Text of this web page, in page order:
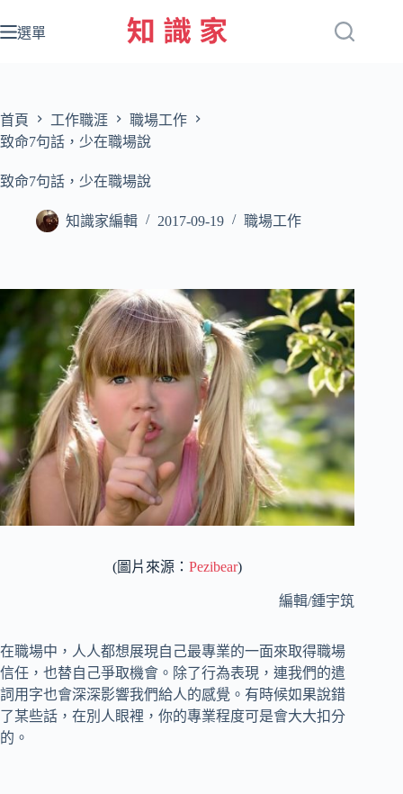
至
容
選單
首頁 工作職涯
職場工作
致命7句話，少在職場說
致命7句話，少在職場說
知識家編輯 2017-09-19 職場工作
(圖片來源：Pezibear)
編輯/鍾宇筑
在職場中，人人都想展現自己最專業的一面來取得職場
信任，也替自己爭取機會。除了行為表現，連我們的遣
詞用字也會深深影響我們給人的感覺。有時候如果說錯
了某些話，在別人眼裡，你的專業程度可是會大大扣分
的。